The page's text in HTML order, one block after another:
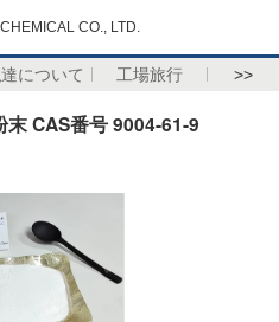
CO., LTD.
について 工場旅行 >>
CAS番号 9004-61-9